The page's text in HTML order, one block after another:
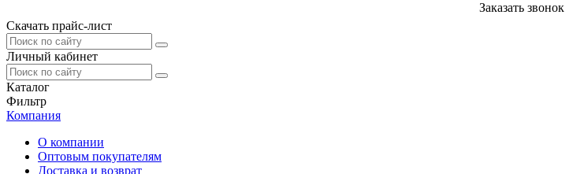
Заказать звонок
Скачать прайс-лист
Личный кабинет
Каталог
Фильтр
Компания
О компании
Оптовым покупателям
Доставка и возврат